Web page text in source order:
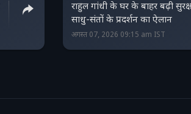
राहुल गांधी के घर के बाहर बढ़ी
साधु-संतों के प्रदर्शन का ऐलान
अगस्त 07, 2026 09:15 am IST